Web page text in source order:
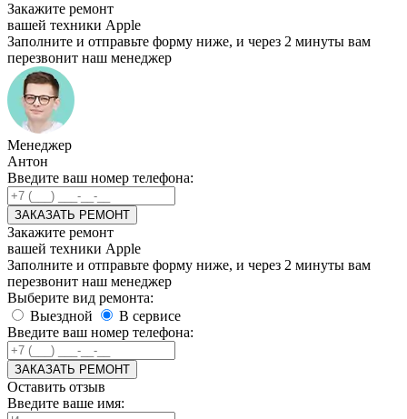
Закажите ремонт
вашей техники Apple
Заполните и отправьте форму ниже, и через 2 минуты вам
перезвонит наш менеджер
Менеджер
Антон
Введите ваш номер телефона:
ЗАКАЗАТЬ РЕМОНТ
Закажите ремонт
вашей техники Apple
Заполните и отправьте форму ниже, и через 2 минуты вам
перезвонит наш менеджер
Выберите вид ремонта:
Выездной
В сервисе
Введите ваш номер телефона:
ЗАКАЗАТЬ РЕМОНТ
Оставить отзыв
Введите ваше имя: